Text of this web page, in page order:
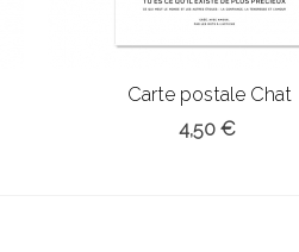
Carte postale Chat
4,50 €